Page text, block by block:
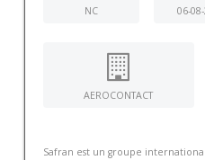
NC 06-
AEROCONTACT
Safran est un groupe